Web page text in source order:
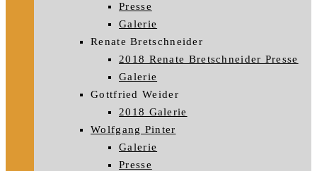
Presse
Galerie
Renate Bretschneider
2018 Renate Bretschneider Presse
Galerie
Gottfried Weider
2018 Galerie
Wolfgang Pinter
Galerie
Presse